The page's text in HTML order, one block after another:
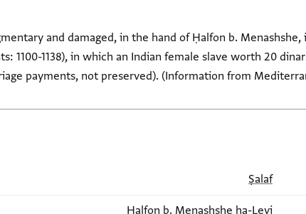
and damaged, in the hand of Ḥalfon b.
1100-1138), in which an Indian female slave worth 20
payments, not preserved). (Information from
Ṣalaf
Ḥalfon b. Menashshe ha-Levi